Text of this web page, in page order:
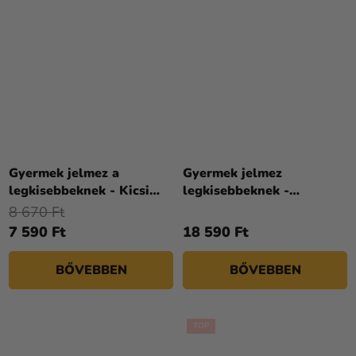
Gyermek jelmez a
legkisebbeknek - Kicsi
rénszarvas
7 590 Ft
8 670 Ft
BŐVEBBEN
Gyermek jelmez
legkisebbeknek -
18 590 Ft
BŐVEBBEN